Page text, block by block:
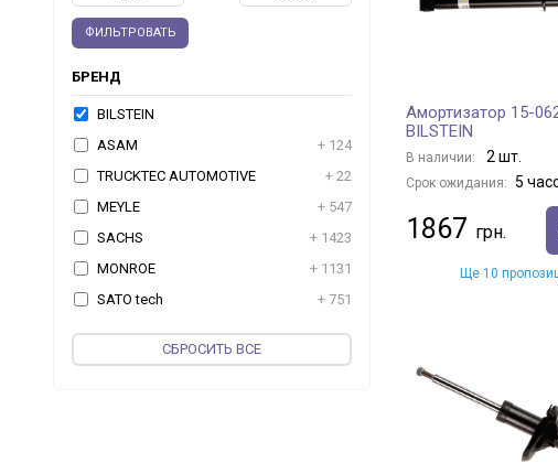
ФИЛЬТРОВАТЬ
БРЕНД
BILSTEIN
ASAM
+ 124
TRUCKTEC AUTOMOTIVE
+ 22
MEYLE
+ 547
SACHS
+ 1423
MONROE
+ 1131
SATO tech
+ 751
MAXGEAR
+ 1
TOPRAN
+ 1
CБРОСИТЬ ВСЕ
Амортизатор 15-
BILSTEIN
В наличии: 2 шт.
Срок ожидания: 5
1867
Ще 10